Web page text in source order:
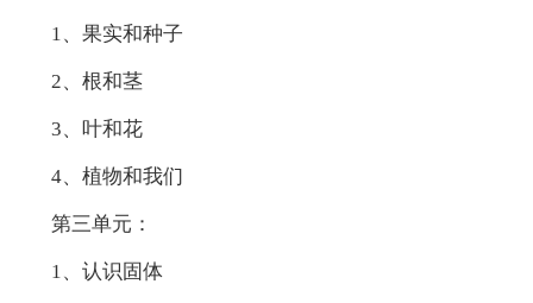
1、果实和种子
2、根和茎
3、叶和花
4、植物和我们
第三单元：
1、认识固体